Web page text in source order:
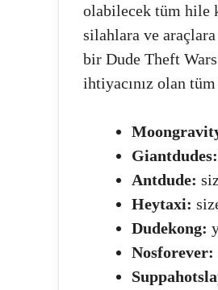
olabilecek tüm hile
silahlara ve
bir Dude Theft
ihtiyacınız olan
Giantdudes:
Antdude:
Heytaxi:
Dudekong:
Nosforever: